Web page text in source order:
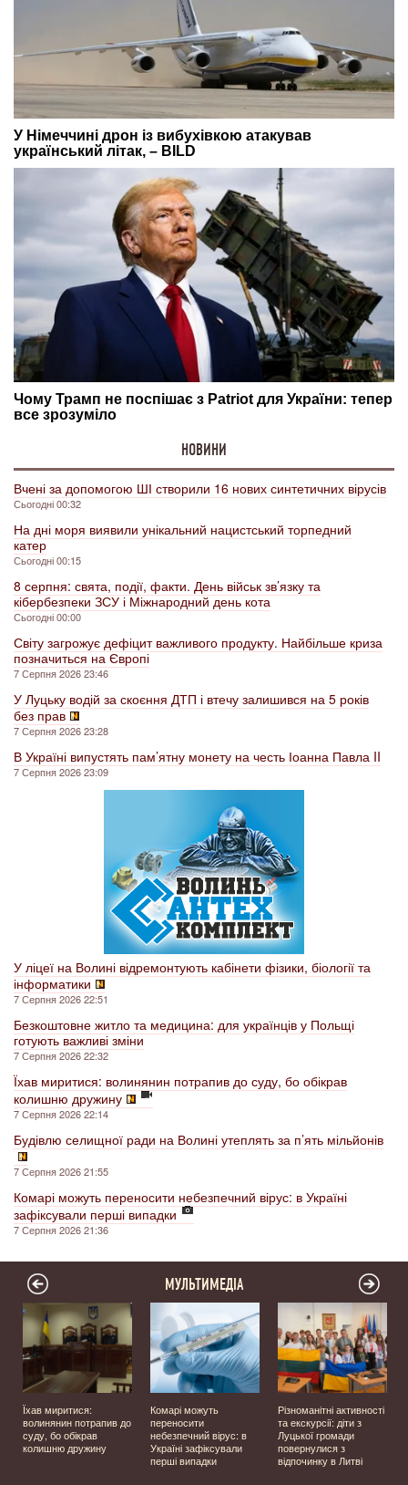
НОВИНИ
Вчені за допомогою ШІ створили 16 нових синтетичних вірусів
Сьогодні 00:32
На дні моря виявили унікальний нацистський торпедний
катер
Сьогодні 00:15
8 серпня: свята, події, факти. День військ зв’язку та
кібербезпеки ЗСУ і Міжнародний день кота
Сьогодні 00:00
Світу загрожує дефіцит важливого продукту. Найбільше криза
позначиться на Європі
7 Серпня 2026 23:46
У Луцьку водій за скоєння ДТП і втечу залишився на 5 років
без прав
7 Серпня 2026 23:28
В Україні випустять пам’ятну монету на честь Іоанна Павла II
7 Серпня 2026 23:09
У ліцеї на Волині відремонтують кабінети фізики, біології та
інформатики
7 Серпня 2026 22:51
Безкоштовне житло та медицина: для українців у Польщі
готують важливі зміни
7 Серпня 2026 22:32
Їхав миритися: волинянин потрапив до суду, бо обікрав
колишню дружину
7 Серпня 2026 22:14
Будівлю селищної ради на Волині утеплять за п’ять мільйонів
7 Серпня 2026 21:55
Комарі можуть переносити небезпечний вірус: в Україні
зафіксували перші випадки
7 Серпня 2026 21:36
МУЛЬТИМЕДІА
Їхав миритися:
волинянин потрапив до
суду, бо обікрав
колишню дружину
Комарі можуть
переносити
небезпечний вірус: в
Україні зафіксували
перші випадки
Різноманітні активності
та екскурсії: діти з
Луцької громади
повернулися з
відпочинку в Литві